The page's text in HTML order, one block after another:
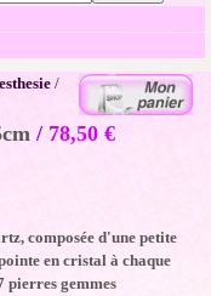
/
/ 78,50 €
composée d'une petite
en cristal à chaque
pierres gemmes